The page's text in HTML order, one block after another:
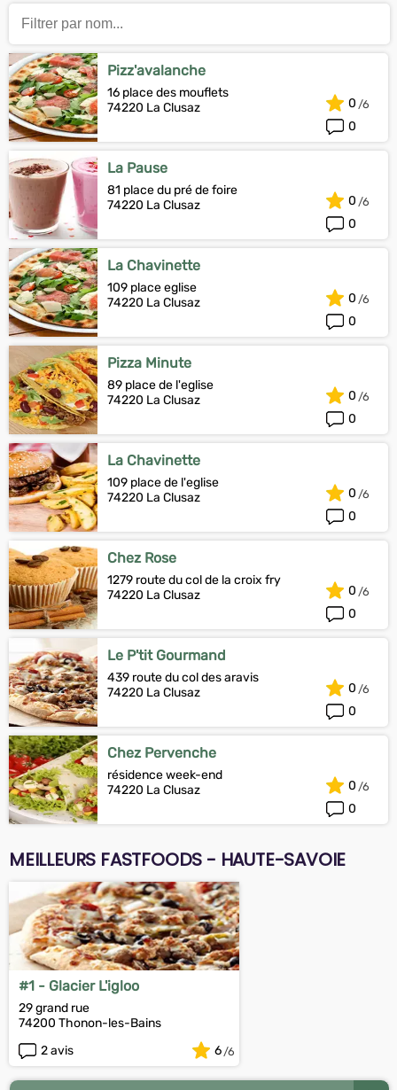
Pizz'avalanche
16 place des mouflets
74220 La Clusaz
0
0
La Pause
81 place du pré de foire
74220 La Clusaz
0
0
La Chavinette
109 place eglise
74220 La Clusaz
0
0
Pizza Minute
89 place de l'eglise
74220 La Clusaz
0
0
La Chavinette
109 place de l'eglise
74220 La Clusaz
0
0
Chez Rose
1279 route du col de la croix fry
74220 La Clusaz
0
0
Le P'tit Gourmand
439 route du col des aravis
74220 La Clusaz
0
0
Chez Pervenche
résidence week-end
74220 La Clusaz
0
0
MEILLEURS FASTFOODS - HAUTE-SAVOIE
#1 - Glacier L'igloo
29 grand rue
74200 Thonon-les-Bains
2 avis
6